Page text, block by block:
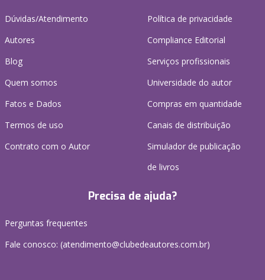
Dúvidas/Atendimento
Autores
Blog
Quem somos
Fatos e Dados
Termos de uso
Contrato com o Autor
Política de privacidade
Compliance Editorial
Serviços profissionais
Universidade do autor
Compras em quantidade
Canais de distribuição
Simulador de publicação
de livros
Precisa de ajuda?
Perguntas frequentes
Fale conosco: (atendimento@clubedeautores.com.br)